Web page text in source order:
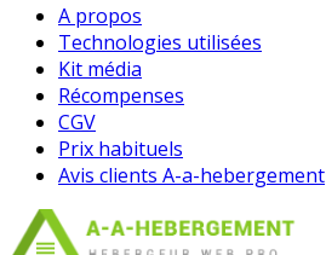
A propos
Technologies utilisées
Kit média
Récompenses
CGV
Prix habituel​s
Avis clients A-a-hebergement